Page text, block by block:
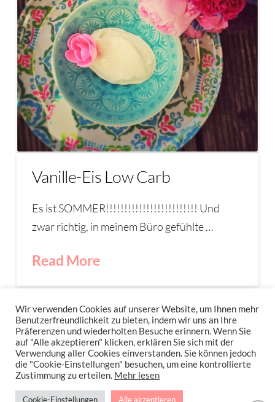
Vanille-Eis Low Carb
Es ist SOMMER!!!!!!!!!!!!!!!!!!!!!!!!! Und
zwar richtig, in meinem Büro gefühlte …
Read More
IMPRESSUM
DATENSCHUTZERKLÄRUNG
NEWSLETTER DATENSCHUTZRICHTLINIEN
Stressfrei Und Gesund Genießen Mit Petra Hola-Schneider! Low Carb,
Wir verwenden Cookies auf unserer Website, um Ihnen mehr
Benutzerfreundlichkeit zu bieten, indem wir uns an Ihre
Präferenzen und wiederholten Besuche erinnern. Wenn Sie
auf "Alle akzeptieren" klicken, erklären Sie sich mit der
Verwendung aller Cookies einverstanden. Sie können jedoch
die "Cookie-Einstellungen" besuchen, um eine kontrollierte
Zustimmung zu erteilen. Mehr lesen
Cookie-Einstellungen Alle akzeptieren